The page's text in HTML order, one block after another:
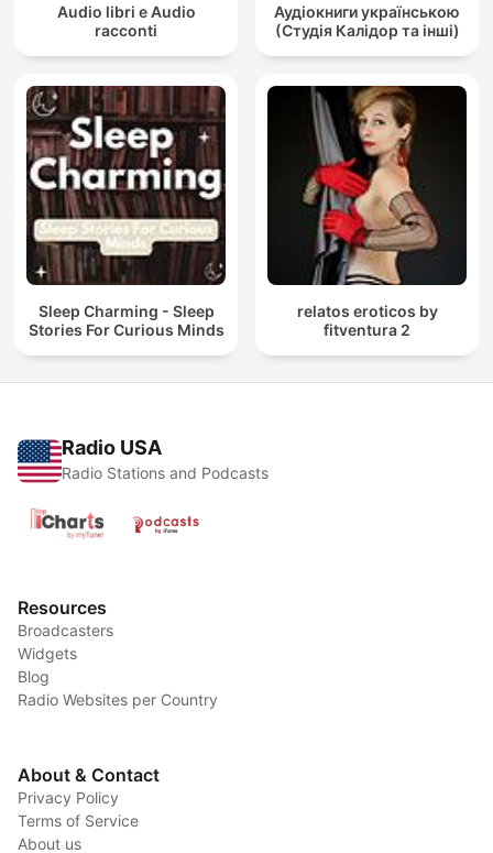
Audio libri e Audio
racconti
Аудіокниги українською
(Студія Калідор та інші)
Sleep Charming - Sleep
Stories For Curious Minds
relatos eroticos by
fitventura 2
Radio USA
Radio Stations and Podcasts
Resources
Broadcasters
Widgets
Blog
Radio Websites per Country
About & Contact
Privacy Policy
Terms of Service
About us